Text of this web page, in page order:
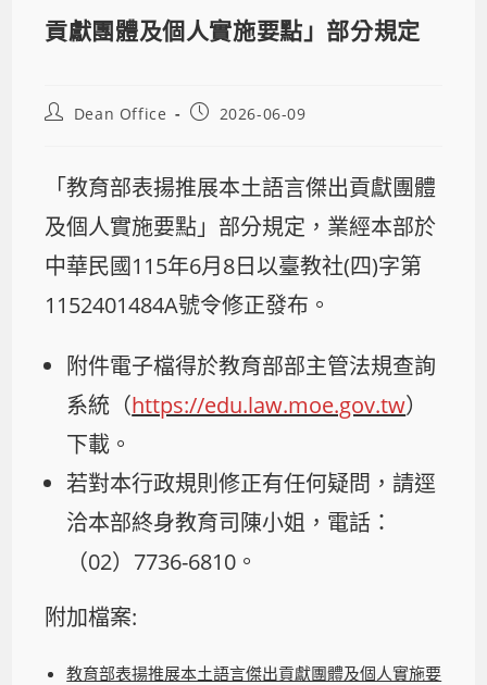
貢獻團體及個人實施要點」部分規定
Dean Office 2026-06-09
「教育部表揚推展本土語言傑出貢獻團體
及個人實施要點」部分規定，業經本部於
中華民國115年6月8日以臺教社(四)字第
1152401484A號令修正發布。
附件電子檔得於教育部部主管法規查詢
系統（https://edu.law.moe.gov.tw）
下載。
若對本行政規則修正有任何疑問，請逕
洽本部終身教育司陳小姐，電話：
（02）7736-6810。
附加檔案:
教育部表揚推展本土語言傑出貢獻團體及個人實施要